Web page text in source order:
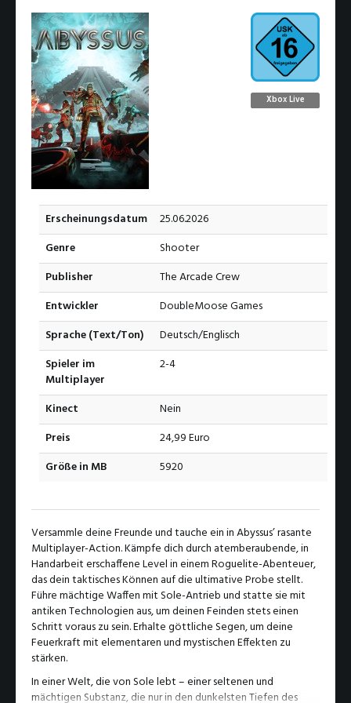
Xbox Live
Erscheinungsdatum
25.06.2026
Genre
Shooter
Publisher
The Arcade Crew
Entwickler
DoubleMoose Games
Sprache (Text/Ton)
Deutsch/Englisch
Spieler im
Multiplayer
2-4
Kinect
Nein
Preis
24,99 Euro
Größe in MB
5920
Versammle deine Freunde und tauche ein in Abyssus’ rasante
Multiplayer-Action. Kämpfe dich durch atemberaubende, in
Handarbeit erschaffene Level in einem Roguelite-Abenteuer,
das dein taktisches Können auf die ultimative Probe stellt.
Führe mächtige Waffen mit Sole-Antrieb und statte sie mit
antiken Technologien aus, um deinen Feinden stets einen
Schritt voraus zu sein. Erhalte göttliche Segen, um deine
Feuerkraft mit elementaren und mystischen Effekten zu
stärken.
In einer Welt, die von Sole lebt – einer seltenen und
mächtigen Substanz, die nur in den dunkelsten Tiefen des